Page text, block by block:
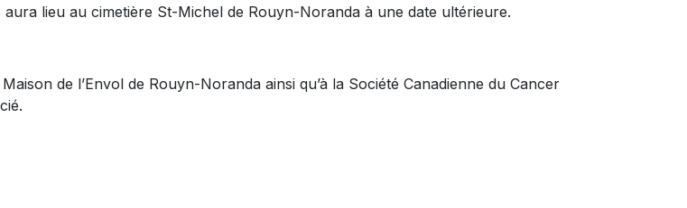
aura lieu au cimetière St-Michel de Rouyn-Noranda à une date ultérieure.
de l’Envol de Rouyn-Noranda ainsi qu’à la Société Canadienne du Cancer